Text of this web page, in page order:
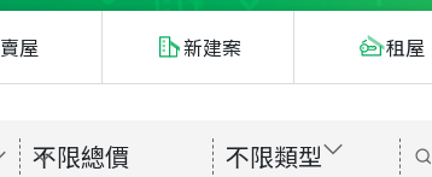
賣屋 新建案 租屋
不限總價 不限類型